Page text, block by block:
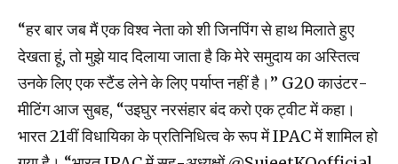
“हर बार जब मैं एक विश्व नेता को शी जिनपिंग से हाथ मिलाते हुए
देखता हूं, तो मुझे याद दिलाया जाता है कि मेरे समुदाय का अस्तित्व
उनके लिए एक स्टैंड लेने के लिए पर्याप्त नहीं है।” G20 काउंटर-
मीटिंग आज सुबह, “उइघुर नरसंहार बंद करो एक ट्वीट में कहा।
भारत 21वीं विधायिका के प्रतिनिधित्व के रूप में IPAC में शामिल हो